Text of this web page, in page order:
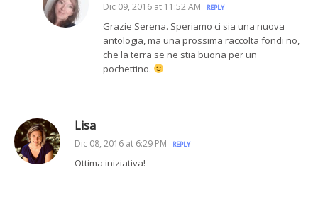
Dic 09, 2016 at 11:52 AM REPLY
Grazie Serena. Speriamo ci sia una nuova
antologia, ma una prossima raccolta fondi no,
che la terra se ne stia buona per un
pochettino.
Lisa
Dic 08, 2016 at 6:29 PM REPLY
Ottima iniziativa!